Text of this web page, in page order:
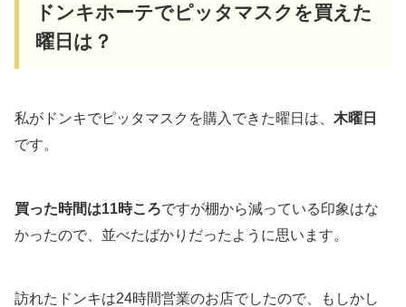
ドンキホーテでピッタマスクを買えた
曜日は？
私がドンキでピッタマスクを購入できた曜日は、木曜日
です。
買った時間は11時ころですが棚から減っている印象はな
かったので、並べたばかりだったように思います。
訪れたドンキは24時間営業のお店でしたので、もしかし